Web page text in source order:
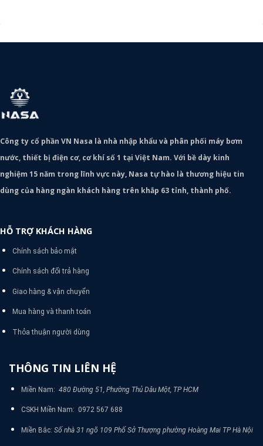
Công ty cổ phần VN Nasa là nhà nhập khẩu và phân phối máy bơm
nước, thiết bị điện cơ, cơ khí số 1 tại Việt Nam. Với bề dày kinh
nghiệm 15 năm trong lĩnh vực này, Nasa tự hào là thương hiệu tin
dùng của hàng ngàn khách hàng trên khắp 63 tỉnh, thành phố.
HỖ TRỢ KHÁCH HÀNG
Chính sách bảo mật
Chính sách đổi trả hàng
Giao hàng & vận chuyển
Mua hàng và thanh toán
Thỏa thuận người dùng
THÔNG TIN LIÊN HỆ
Miền Nam: 480 Đường 51, Phường Thủ Dâu Một, TP HCM
CSKH Miền Nam: 0972 567 688
Miền Bắc: Số nhà 31 ngõ 109 Phố Sở Thượng phường Hoàng Mai TP Hà Nội